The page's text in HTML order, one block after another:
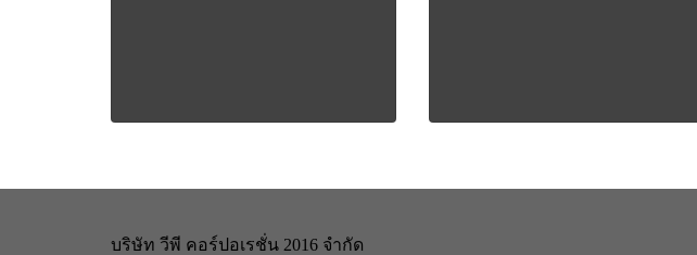
บริษัท วีพี คอร์ปอเรชั่น 2016 จำกัด